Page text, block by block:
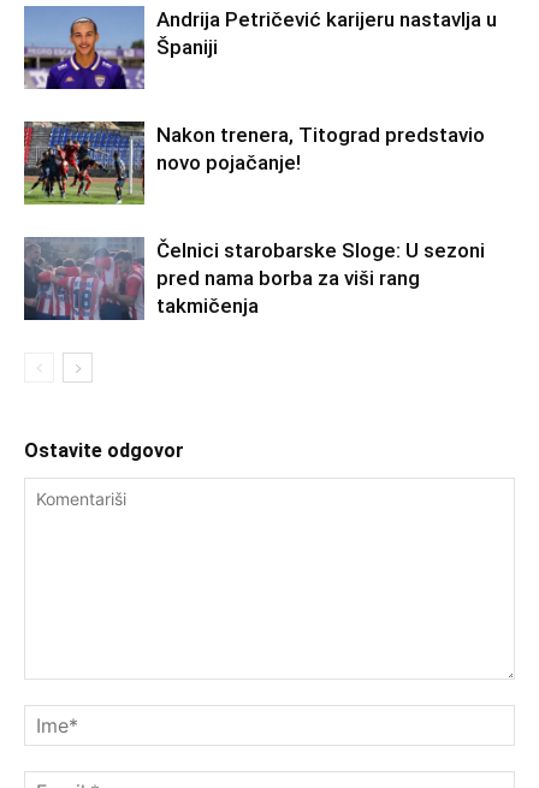
Andrija Petričević karijeru nastavlja u
Španiji
Nakon trenera, Titograd predstavio
novo pojačanje!
Čelnici starobarske Sloge: U sezoni
pred nama borba za viši rang
takmičenja
Ostavite odgovor